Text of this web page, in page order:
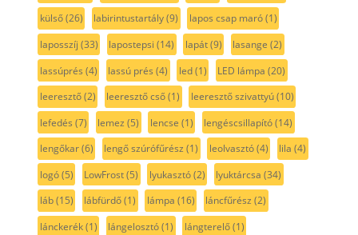
külső(26) labirintustartály(9) lapos csap maró(1)
laposszíj (33) lapostepsi (14) lapát(9) lasange (2)
lassúprés (4) lassú prés (4) led(1) LED lámpa (20)
leeresztő(2) leeresztő cső(1) leeresztő szivattyú(10)
lefedés (7) lemez (5) lencse (1) lengéscsillapító(14)
lengőkar(6) lengő szúrófűrész (1) leolvasztó(4) lila (4)
logó(5) LowFrost(5) lyukasztó(2) lyuktárcsa (34)
láb(15) lábfürdő(1) lámpa (16) láncfűrész (2)
lánckerék(1) lángelosztó(1) lángterelő(1)